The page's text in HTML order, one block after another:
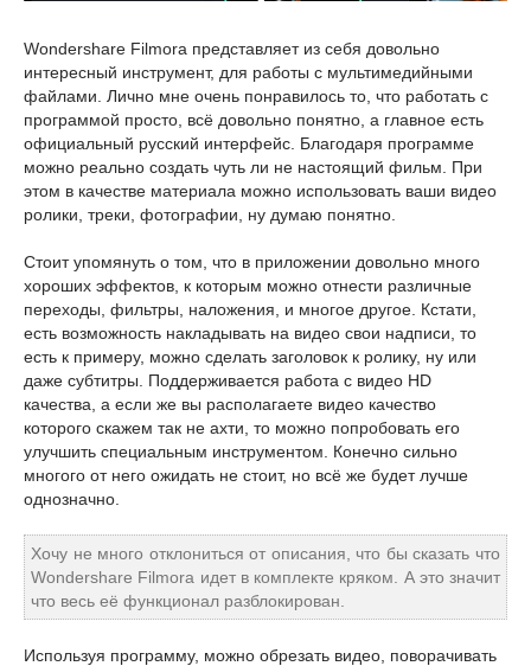
Wondershare Filmora представляет из себя довольно
интересный инструмент, для работы с мультимедийными
файлами. Лично мне очень понравилось то, что работать с
программой просто, всё довольно понятно, а главное есть
официальный русский интерфейс. Благодаря программе
можно реально создать чуть ли не настоящий фильм. При
этом в качестве материала можно использовать ваши видео
ролики, треки, фотографии, ну думаю понятно.
Стоит упомянуть о том, что в приложении довольно много
хороших эффектов, к которым можно отнести различные
переходы, фильтры, наложения, и многое другое. Кстати,
есть возможность накладывать на видео свои надписи, то
есть к примеру, можно сделать заголовок к ролику, ну или
даже субтитры. Поддерживается работа с видео HD
качества, а если же вы располагаете видео качество
которого скажем так не ахти, то можно попробовать его
улучшить специальным инструментом. Конечно сильно
многого от него ожидать не стоит, но всё же будет лучше
однозначно.
Хочу не много отклониться от описания, что бы сказать что
Wondershare Filmora идет в комплекте кряком. А это значит
что весь её функционал разблокирован.
Используя программу, можно обрезать видео, поворачивать